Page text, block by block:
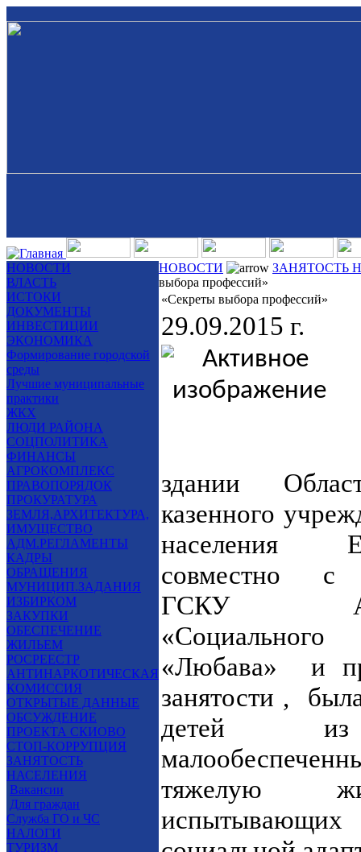
НОВОСТИ
ВЛАСТЬ
ИСТОКИ
ДОКУМЕНТЫ
ИНВЕСТИЦИИ
ЭКОНОМИКА
Формирование городской
среды
Лучшие муниципальные
практики
ЖКХ
ЛЮДИ РАЙОНА
СОЦПОЛИТИКА
ФИНАНСЫ
АГРОКОМПЛЕКС
ПРАВОПОРЯДОК
ПРОКУРАТУРА
ЗЕМЛЯ,АРХИТЕКТУРА,
ИМУЩЕСТВО
АДМ.РЕГЛАМЕНТЫ
КАДРЫ
ОБРАЩЕНИЯ
МУНИЦИП.ЗАДАНИЯ
ИЗБИРКОМ
ЗАКУПКИ
ОБЕСПЕЧЕНИЕ
ЖИЛЬЕМ
РОСРЕЕСТР
АНТИНАРКОТИЧЕСКАЯ
КОМИССИЯ
ОТКРЫТЫЕ ДАННЫЕ
ОБСУЖДЕНИЕ
ПРОЕКТА СКИОВО
СТОП-КОРРУПЦИЯ
ЗАНЯТОСТЬ
НАСЕЛЕНИЯ
Вакансии
Для граждан
Служба ГО и ЧС
НАЛОГИ
ТУРИЗМ
НОВОСТИ
ЗАНЯТОСТЬ
выбора профессий»
«Секреты выбора профессий»
29.09.2015 г.
здании
казенного
населения
совместно с
ГСКУ
«Любава» и
занятости ,
детей из
тяжелую